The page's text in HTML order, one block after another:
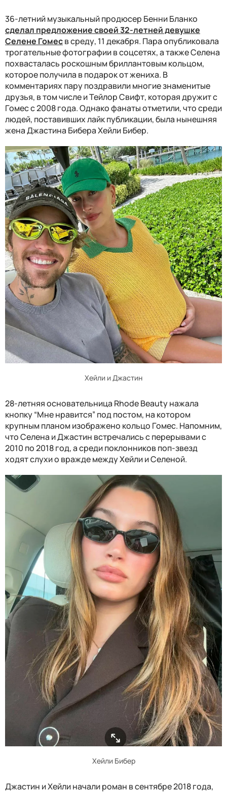
36-летний музыкальный продюсер Бенни Бланко
сделал предложение своей 32-летней девушке
Селене Гомесв среду, 11 декабря. Пара опубликовала
трогательные фотографии в соцсетях, а также Селена
похвасталась роскошным бриллантовым кольцом,
которое получила в подарок от жениха. В
комментариях пару поздравили многие знаменитые
друзья, в том числе и Тейлор Свифт, которая дружит с
Гомес с 2008 года. Однако фанаты отметили, что среди
людей, поставивших лайк публикации, была нынешняя
жена Джастина Бибера Хейли Бибер.
Хейли и Джастин
28-летняя основательница Rhode Beauty нажала
кнопку “Мне нравится” под постом, на котором
крупным планом изображено кольцо Гомес. Напомним,
что Селена и Джастин встречались с перерывами с
2010 по 2018 год, а среди поклонников поп-звезд
ходят слухи о вражде между Хейли и Селеной.
Хейли Бибер
Джастин и Хейли начали роман в сентябре 2018 года,